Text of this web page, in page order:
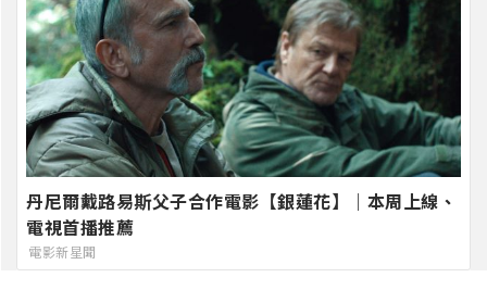
丹尼爾戴路易斯父子合作電影【銀蓮花】｜本周上線、
電視首播推薦
電影新星聞